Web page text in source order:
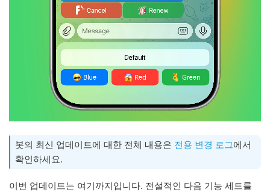
봇의 최신 업데이트에 대한 전체 내용은 전용 변경 로그에서
확인하세요.
이번 업데이트는 여기까지입니다. 전설적인 다음 기능 세트를